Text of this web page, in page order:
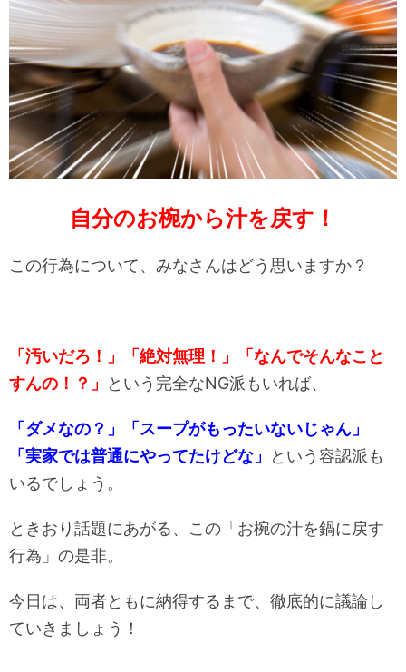
自分のお椀から汁を戻す！
この行為について、みなさんはどう思いますか？
「汚いだろ！」「絶対無理！
」「なんでそんなこと
すんの！？」
という完全なNG派もいれば、
「ダメなの？」「スープがもったいないじゃん」
「実家では普通にやってたけどな」
という容認派も
いるでしょう。
ときおり話題にあがる、この「お椀の汁を鍋に戻す
行為」の是非。
今日は、両者ともに納得するまで、徹底的に議論し
ていきましょう！